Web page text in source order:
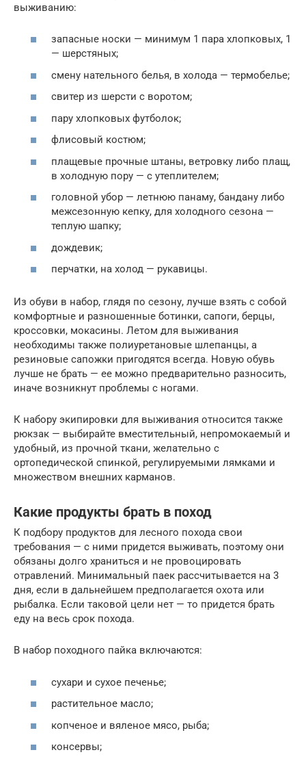
выживанию:
запасные носки — минимум 1 пара хлопковых, 1
— шерстяных;
смену нательного белья, в холода — термобелье;
свитер из шерсти с воротом;
пару хлопковых футболок;
флисовый костюм;
плащевые прочные штаны, ветровку либо плащ,
в холодную пору — с утеплителем;
головной убор — летнюю панаму, бандану либо
межсезонную кепку, для холодного сезона —
теплую шапку;
дождевик;
перчатки, на холод — рукавицы.
Из обуви в набор, глядя по сезону, лучше взять с собой
комфортные и разношенные ботинки, сапоги, берцы,
кроссовки, мокасины. Летом для выживания
необходимы также полиуретановые шлепанцы, а
резиновые сапожки пригодятся всегда. Новую обувь
лучше не брать — ее можно предварительно разносить,
иначе возникнут проблемы с ногами.
К набору экипировки для выживания относится также
рюкзак — выбирайте вместительный, непромокаемый и
удобный, из прочной ткани, желательно с
ортопедической спинкой, регулируемыми лямками и
множеством внешних карманов.
Какие продукты брать в поход
К подбору продуктов для лесного похода свои
требования — с ними придется выживать, поэтому они
обязаны долго храниться и не провоцировать
отравлений. Минимальный паек рассчитывается на 3
дня, если в дальнейшем предполагается охота или
рыбалка. Если таковой цели нет — то придется брать
еду на весь срок похода.
В набор походного пайка включаются:
сухари и сухое печенье;
растительное масло;
копченое и вяленое мясо, рыба;
консервы;